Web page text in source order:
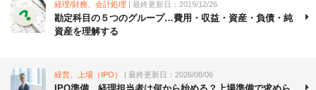
経理/財務、会計処理 | 最終更新日：2019/12/26
勘定科目の５つのグループ…費用・収益・資産・負債・純
資産を理解する
経営、上場（IPO） | 最終更新日：2026/08/06